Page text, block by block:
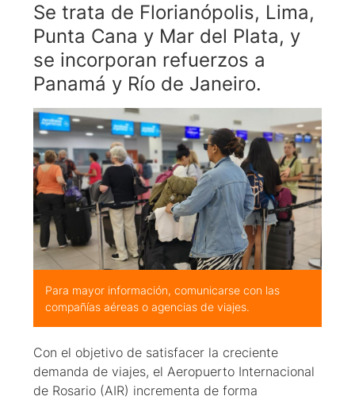
Se trata de Florianópolis, Lima,
Punta Cana y Mar del Plata, y
se incorporan refuerzos a
Panamá y Río de Janeiro.
Para mayor información, comunicarse con las
compañías aéreas o agencias de viajes.
Con el objetivo de satisfacer la creciente
demanda de viajes, el Aeropuerto Internacional
de Rosario (AIR) incrementa de forma